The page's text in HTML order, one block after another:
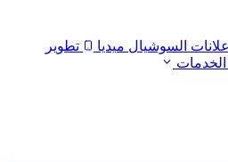
إعلانات السوشيال ميديا
تطوير